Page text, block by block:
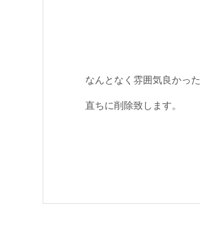
なんとなく雰囲気良かっ
直ちに削除致します。